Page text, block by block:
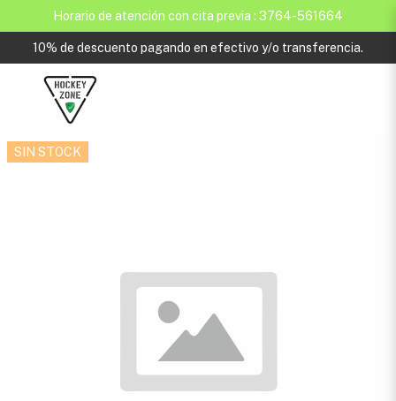
Horario de atención con cita previa : 3764-561664
10% de descuento pagando en efectivo y/o transferencia.
SIN STOCK